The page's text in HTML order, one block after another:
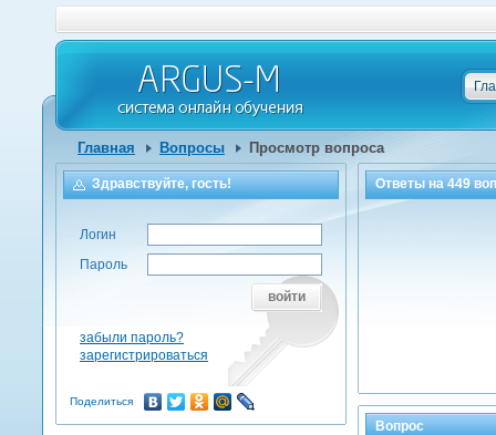
Главная Вопросы Просмотр вопроса
Ответы на449
Вопрос
Здравствуйте, гость!
Логин
Пароль
войти
забыли пароль?
зарегистрироваться
Поделиться